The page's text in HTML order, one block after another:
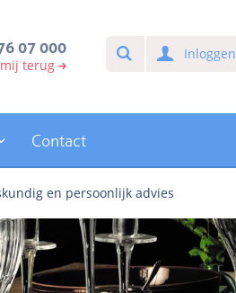
07 000
terug
SearchInloggen
Contact
en persoonlijk advies